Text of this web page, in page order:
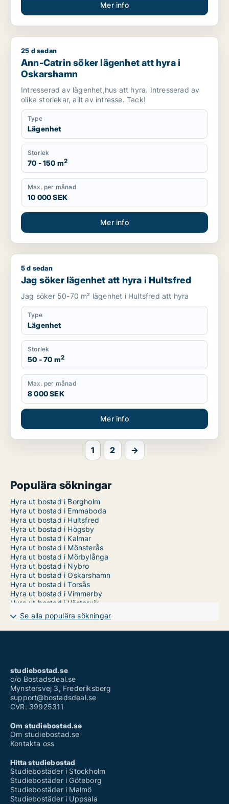
Mer info
Ann-Catrin söker lägenhet att hyra i Oskarshamn
25 d sedan
Ann-Catrin söker lägenhet att hyra i
Oskarshamn
Intresserad av lägenhet,hus att hyra. Intresserad av
olika storlekar, allt av intresse. Tack!
Type
Lägenhet
Storlek
70 - 150 m2
Max. per månad
10 000 SEK
Mer info
Jag söker lägenhet att hyra i Hultsfred
5 d sedan
Jag söker lägenhet att hyra i Hultsfred
Jag söker 50-70 m² lägenhet i Hultsfred att hyra
Type
Lägenhet
Storlek
50 - 70 m2
Max. per månad
8 000 SEK
Mer info
1 2 →
Populära sökningar
Hyra ut bostad i Borgholm
Hyra ut bostad i Emmaboda
Hyra ut bostad i Hultsfred
Hyra ut bostad i Högsby
Hyra ut bostad i Kalmar
Hyra ut bostad i Mönsterås
Hyra ut bostad i Mörbylånga
Hyra ut bostad i Nybro
Hyra ut bostad i Oskarshamn
Hyra ut bostad i Torsås
Hyra ut bostad i Vimmerby
Hyra ut bostad i Västervik
Lägenhet i Kalmar län
Hus i Kalmar län
Radhus i Kalmar län
Se alla populära sökningar
studiebostad.se
c/o Bostadsdeal.se
Mynstersvej 3, Frederiksberg
support@bostadsdeal.se
CVR: 39925311
Om studiebostad.se
Om studiebostad.se
Kontakta oss
Hitta studiebostad
Studiebostäder i Stockholm
Studiebostäder i Göteborg
Studiebostäder i Malmö
Studiebostäder i Uppsala